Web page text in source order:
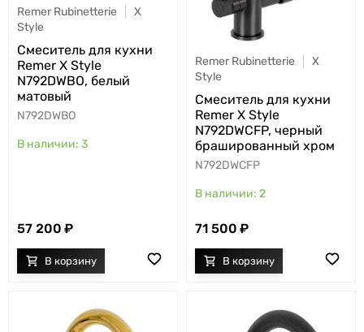
Remer Rubinetterie
X
Style
Cмеситель для кухни
Remer X Style
N792DWBO, белый
матовый
N792DWBO
3
57 200
Remer Rubinetterie
X
Style
Cмеситель для кухни
Remer X Style
N792DWCFP, черный
брашированный хром
N792DWCFP
2
71 500